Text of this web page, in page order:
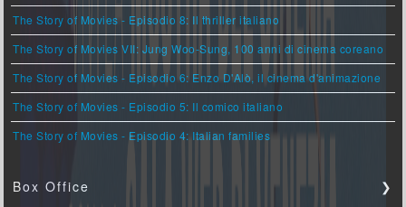
The Story of Movies - Episodio 8: Il thriller italiano
The Story of Movies VII: Jung Woo-Sung, 100 anni di cinema coreano
The Story of Movies - Episodio 6: Enzo D'Alò, il cinema d'animazione
The Story of Movies - Episodio 5: Il comico italiano
The Story of Movies - Episodio 4: Italian families
Box Office ❯